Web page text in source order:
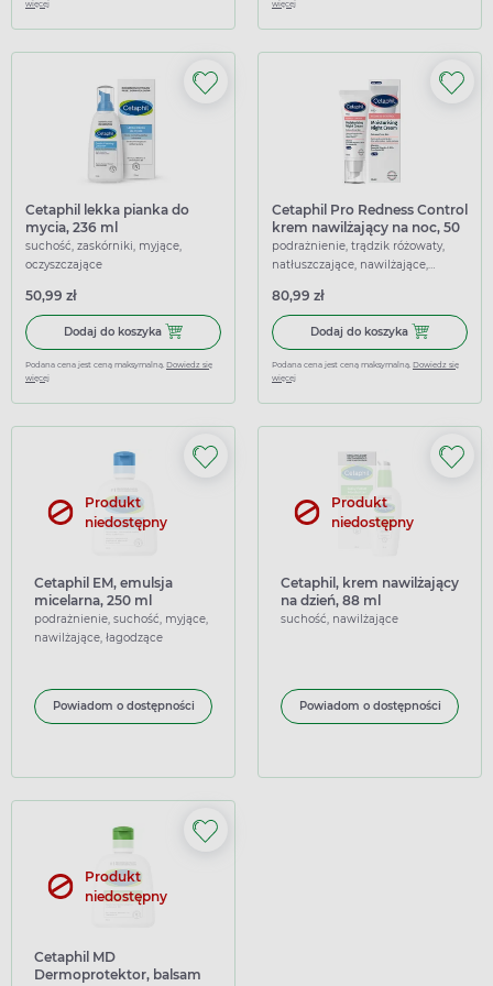
więcej
więcej
Cetaphil lekka pianka do
mycia, 236 ml
suchość, zaskórniki, myjące,
oczyszczające
50,99 zł
Dodaj do koszyka Dodaj do koszyka Cetaphil lekka pianka do mycia, 236 ml
Podana cena jest ceną maksymalną. Dowiedz się
więcej
Cetaphil Pro Redness Control
krem nawilżający na noc, 50
ml
podrażnienie, trądzik różowaty,
natłuszczające, nawilżające,
80,99 zł
Dodaj do koszyka Dodaj do
Podana cena jest ceną maksymalną. Dowiedz się
więcej
Produkt
niedostępny
Cetaphil EM, emulsja
micelarna, 250 ml
podrażnienie, suchość, myjące,
nawilżające, łagodzące
Powiadom o dostępności
Produkt
niedostępny
Cetaphil, krem nawilżający
na dzień, 88 ml
suchość, nawilżające
Powiadom o dostępności
Produkt
niedostępny
Cetaphil MD
Dermoprotektor, balsam